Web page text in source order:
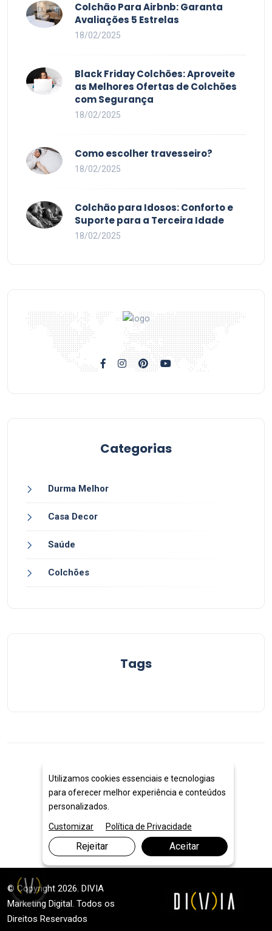
Colchão Para Airbnb: Garanta
Avaliações 5 Estrelas
18/02/2025
Black Friday Colchões: Aproveite
as Melhores Ofertas de Colchões
com Segurança
18/02/2025
Como escolher travesseiro?
18/02/2025
Colchão para Idosos: Conforto e
Suporte para a Terceira Idade
18/02/2025
Categorias
Durma Melhor
Casa Decor
Saúde
Colchões
Tags
© 2024
Voltar ao topo
© Copyright 2026. DIVIA
Marketing Digital. Todos os
Direitos Reservados
Utilizamos cookies essenciais e tecnologias
para oferecer melhor experiência e conteúdos
personalizados.
Customizar Política de Privacidade
Rejeitar Aceitar